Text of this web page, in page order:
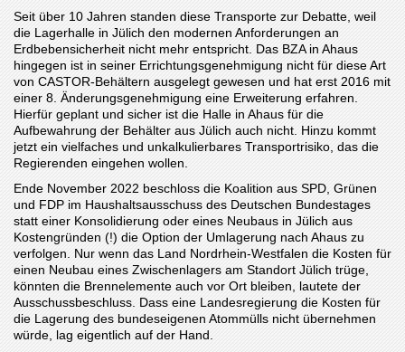
Seit über 10 Jahren standen diese Transporte zur Debatte, weil
die Lagerhalle in Jülich den modernen Anforderungen an
Erdbebensicherheit nicht mehr entspricht. Das BZA in Ahaus
hingegen ist in seiner Errichtungsgenehmigung nicht für diese Art
von CASTOR-Behältern ausgelegt gewesen und hat erst 2016 mit
einer 8. Änderungsgenehmigung eine Erweiterung erfahren.
Hierfür geplant und sicher ist die Halle in Ahaus für die
Aufbewahrung der Behälter aus Jülich auch nicht. Hinzu kommt
jetzt ein vielfaches und unkalkulierbares Transportrisiko, das die
Regierenden eingehen wollen.
Ende November 2022 beschloss die Koalition aus SPD, Grünen
und FDP im Haushaltsausschuss des Deutschen Bundestages
statt einer Konsolidierung oder eines Neubaus in Jülich aus
Kostengründen (!) die Option der Umlagerung nach Ahaus zu
verfolgen. Nur wenn das Land Nordrhein-Westfalen die Kosten für
einen Neubau eines Zwischenlagers am Standort Jülich trüge,
könnten die Brennelemente auch vor Ort bleiben, lautete der
Ausschussbeschluss. Dass eine Landesregierung die Kosten für
die Lagerung des bundeseigenen Atommülls nicht übernehmen
würde, lag eigentlich auf der Hand.